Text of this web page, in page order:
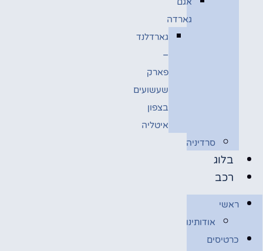
גארדה
גארדלנד
–
פארק
שעשועים
בצפון
איטליה
סרדיניה
בלוג
רכב
ראשי
אודותינו
כרטיסים